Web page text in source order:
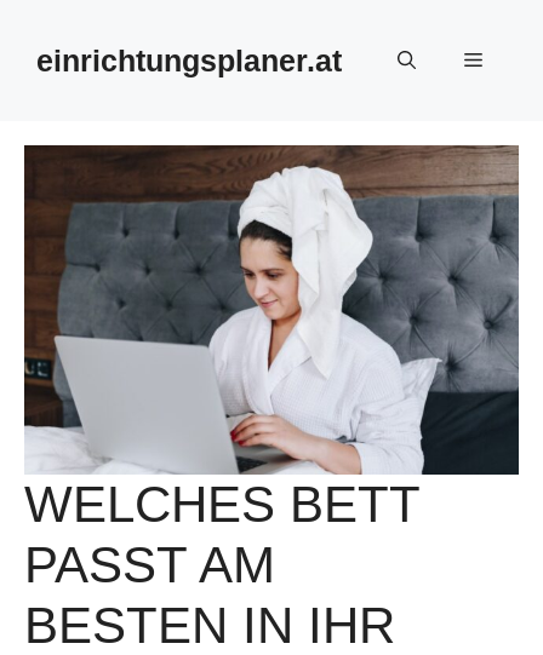
springeneinrichtungsplaner.at Menü
WELCHES BETT
PASST AM
BESTEN IN IHR